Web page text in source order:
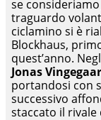
se consideriamo
traguardo
ciclamino si è
Blockhaus,
quest’anno.
Jonas
portandosi con
successivo
staccato il rivale